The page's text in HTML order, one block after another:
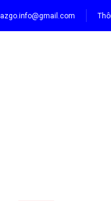
azgo.info@gmail.com